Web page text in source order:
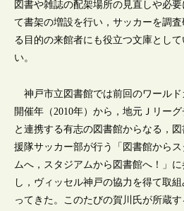
図書や雑誌の配架場所の見直しや必要
て書架の増設を行い，サッカーを調査
る目的の来館者にも役立つ文庫として
い。
神戸市立図書館では前回のワールド
開催年（2010年）から，地元Ｊリーグ
と連携する有志の図書館からなる，
援隊サッカー部が行う「図書館からス
ムへ，スタジアムから図書館へ！」に
し，ヴィッセル神戸の協力を得て取
ってきた。このたびの賀川氏が所蔵す